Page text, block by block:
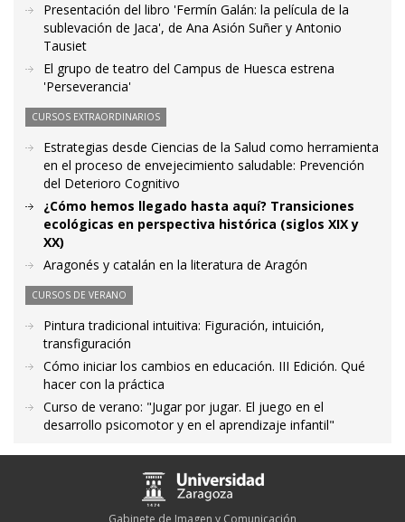
Presentación del libro 'Fermín Galán: la película de la
sublevación de Jaca', de Ana Asión Suñer y Antonio
Tausiet
El grupo de teatro del Campus de Huesca estrena
'Perseverancia'
CURSOS EXTRAORDINARIOS
Estrategias desde Ciencias de la Salud como herramienta
en el proceso de envejecimiento saludable: Prevención
del Deterioro Cognitivo
¿Cómo hemos llegado hasta aquí? Transiciones
ecológicas en perspectiva histórica (siglos XIX y
XX)
Aragonés y catalán en la literatura de Aragón
CURSOS DE VERANO
Pintura tradicional intuitiva: Figuración, intuición,
transfiguración
Cómo iniciar los cambios en educación. III Edición. Qué
hacer con la práctica
Curso de verano: "Jugar por jugar. El juego en el
desarrollo psicomotor y en el aprendizaje infantil"
Gabinete de Imagen y Comunicación